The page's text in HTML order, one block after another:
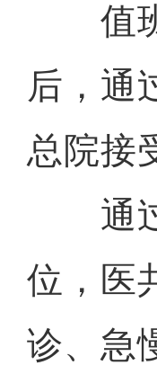
值班
后，通
总院接
通过
位，医
诊、急